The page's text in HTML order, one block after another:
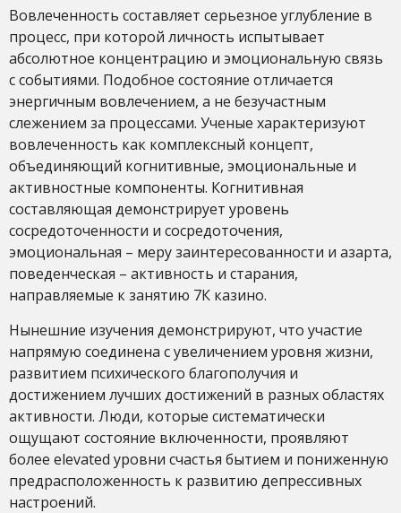
Вовлеченность составляет серьезное углубление в
процесс, при которой личность испытывает
абсолютное концентрацию и эмоциональную связь
с событиями. Подобное состояние отличается
энергичным вовлечением, а не безучастным
слежением за процессами. Ученые характеризуют
вовлеченность как комплексный концепт,
объединяющий когнитивные, эмоциональные и
активностные компоненты. Когнитивная
составляющая демонстрирует уровень
сосредоточенности и сосредоточения,
эмоциональная – меру заинтересованности и азарта,
поведенческая – активность и старания,
направляемые к занятию 7К казино.
Нынешние изучения демонстрируют, что участие
напрямую соединена с увеличением уровня жизни,
развитием психического благополучия и
достижением лучших достижений в разных областях
активности. Люди, которые систематически
ощущают состояние включенности, проявляют
более elevated уровни счастья бытием и пониженную
предрасположенность к развитию депрессивных
настроений.